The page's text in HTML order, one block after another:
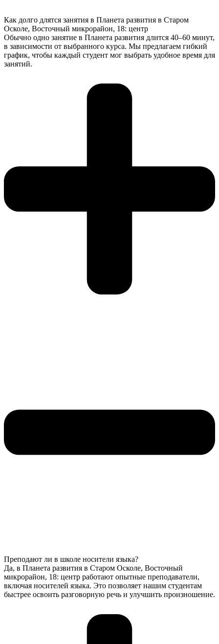
Как долго длятся занятия в Планета развития в Старом
Осколе, Восточный микрорайон, 18: центр
Обычно одно занятие в Планета развития длится 40–60 минут,
в зависимости от выбранного курса. Мы предлагаем гибкий
график, чтобы каждый студент мог выбрать удобное время для
занятий.
Преподают ли в школе носители языка?
Да, в Планета развития в Старом Осколе, Восточный
микрорайон, 18: центр работают опытные преподаватели,
включая носителей языка. Это позволяет нашим студентам
быстрее освоить разговорную речь и улучшить произношение.